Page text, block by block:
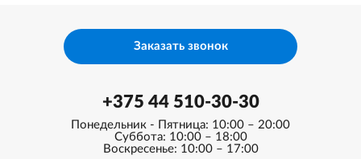
+375 44 510-30-30
Понедельник - Пятница: 10:00 – 20:00
Суббота: 10:00 – 18:00
Воскресенье: 10:00 – 17:00
Заказать звонок